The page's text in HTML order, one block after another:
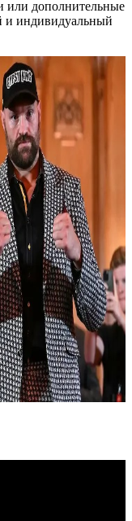
или дополнительные
и индивидуальный